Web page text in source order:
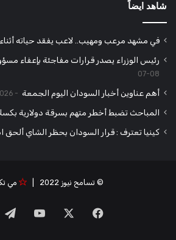
شاهد ايضاً
في مشهد مرعب ومهيب.. لاعب يفقد حياته أثناء
رئيس الوزراء يصدر قرارات مفاجئة بإعفاء
08-07
أهم عناوين أخبار السودان اليوم الجمعة 08-07
المباحث تضبط أخطر متهم بسرقة دولارية
كينيا تعترف : قرار السودان بحظر الشاي ألحق
© تسامح نيوز 2022 | مي
فيسبوك